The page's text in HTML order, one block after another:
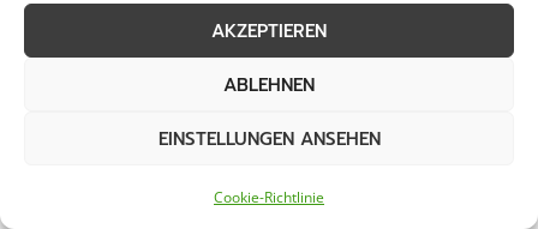
AKZEPTIEREN
ABLEHNEN
EINSTELLUNGEN ANSEHEN
Cookie-Richtlinie
im Verkehr zu vermeiden. Dabei spielen
effiziente Räumfahrzeuge und geschultes
Personal eine zentrale Rolle, um die
bewältigen. Jüchen legt großen Wert darauf,
zuverlässig durchgeführt wird, um den